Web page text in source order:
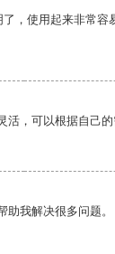
，使用起来非常容
活，可以根据自己的
我解决很多问题。